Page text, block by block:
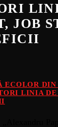
JOB
ECOLOR DIN
LINIA DE